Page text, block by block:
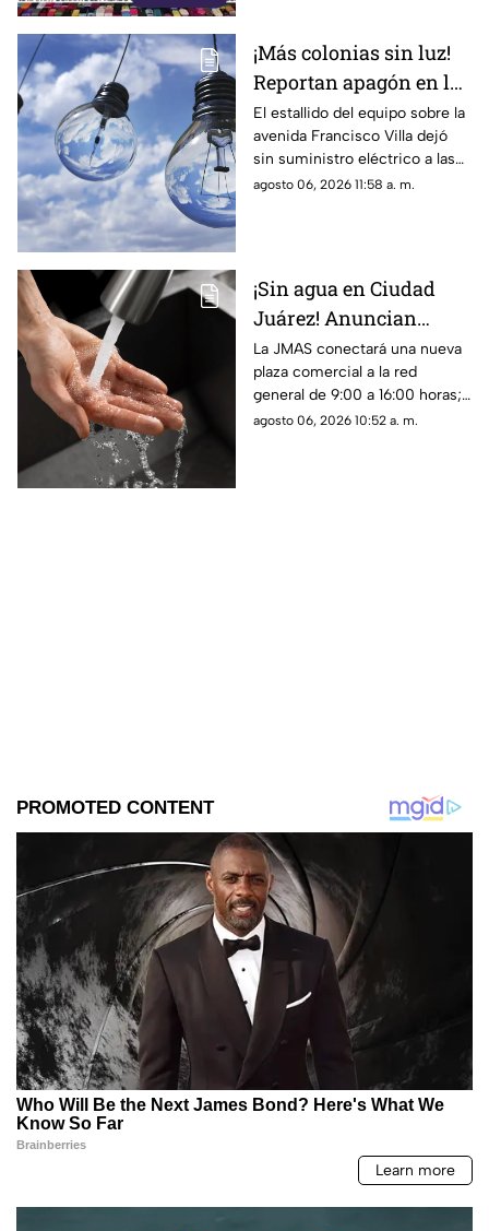
¡Más colonias sin luz!
Reportan apagón en la
zona de Altavista tras
explosión de
transformador
El estallido del equipo sobre la
avenida Francisco Villa dejó
sin suministro eléctrico a las
colonias Altavista, Insurgentes
agosto 06, 2026 11:58 a. m.
¡Sin agua en Ciudad
Juárez! Anuncian
suspensión del servicio
para este viernes 7 de
agosto
La JMAS conectará una nueva
plaza comercial a la red
general de 9:00 a 16:00 horas;
habrá baja presión, suspensión
agosto 06, 2026 10:52 a. m.